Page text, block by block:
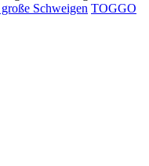
Schweigen TOGGO